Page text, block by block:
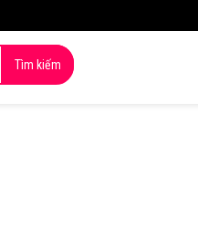
Tìm kiếm